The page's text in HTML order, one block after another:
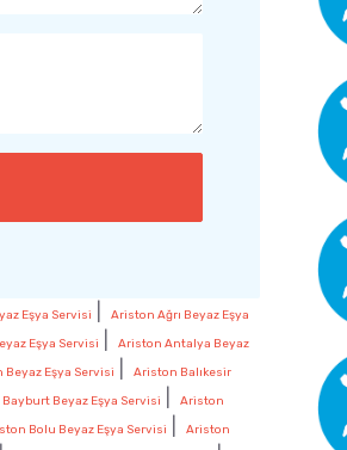
Eşya Servisi
Ariston Ağrı Beyaz Eşya
Eşya Servisi
Ariston Antalya Beyaz
Beyaz Eşya Servisi
Ariston Balıkesir
Beyaz Eşya Servisi
Ariston
Bolu Beyaz Eşya Servisi
Ariston